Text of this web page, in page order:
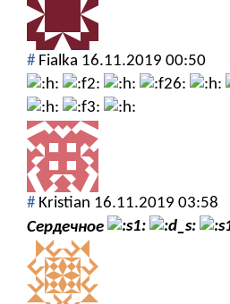
# Fialka 16.11.2019 00:50
# Kristian 16.11.2019 03:58
Сердечное